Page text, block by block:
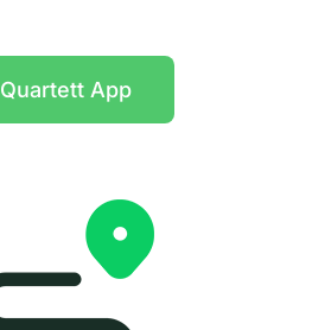
Quartett App